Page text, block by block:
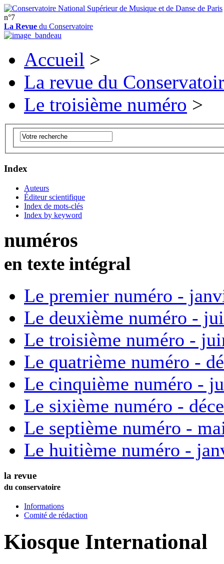
n°7
La Revue du Conservatoire
Accueil >
La revue du
Le troisième numéro >
Index
Auteurs
Éditeur scientifique
Index de mots-clés
Index by keyword
numéros
en texte intégral
Le premier numéro -
Le deuxième numéro -
Le troisième numéro -
Le quatrième numéro -
Le cinquième numéro -
Le sixième numéro -
Le septième numéro -
Le huitième numéro -
la revue
du conservatoire
Informations
Comité de rédaction
Kiosque International